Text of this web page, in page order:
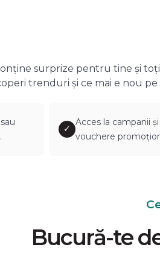
surprize pentru tine și toți
trenduri și ce mai e nou pe
✓
Acces la campanii și
vouchere
Bucură-te